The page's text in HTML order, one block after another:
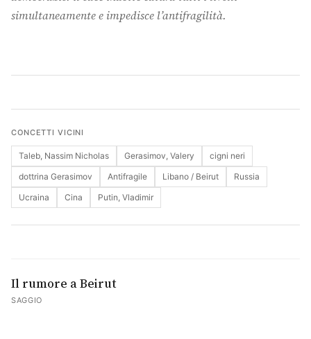
The Abstract
simultaneamente e impedisce l’antifragilità.
CONCETTI VICINI
Taleb, Nassim Nicholas Gerasimov, Valery
cigni neri
dottrina Gerasimov
Antifragile Libano / Beirut
Russia
Ucraina
Cina Putin, Vladimir
Il rumore a Beirut
SAGGIO